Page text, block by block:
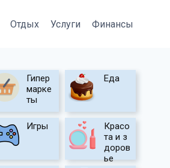
Отдых Услуги Финансы
Гипер
марке
ты
Еда
Игры
Красо
та и з
доров
ье